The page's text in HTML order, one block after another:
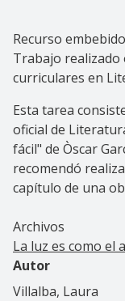
Recurso embebido
Trabajo realizado
curriculares en
Esta tarea
oficial de
fácil" de Òscar
recomendó
capítulo de una
Archivos
La luz es como el
Autor
Villalba, Laura